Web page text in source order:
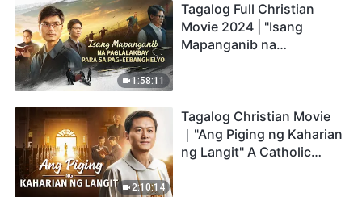
1:58:11
Tagalog Full Christian
Movie 2024 | "Isang
Mapanganib na
2:10:14
Tagalog Christian Movie
｜"Ang Piging ng Kaharian
ng Langit" A Catholic